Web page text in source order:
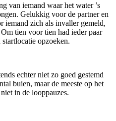
van iemand waar het water ’s
Gelukkig voor de partner en
iemand zich als invaller gemeld,
tien voor tien had ieder paar
opzoeken.
echter niet zo goed gestemd
buien, maar de meeste op het
in de looppauzes.